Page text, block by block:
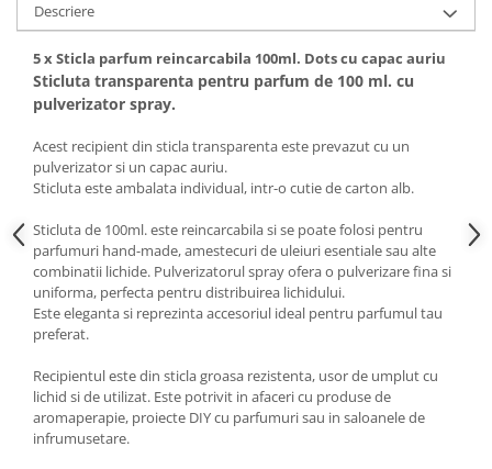
Descriere
5 x Sticla parfum reincarcabila 100ml. Dots cu capac auriu
Sticluta transparenta pentru parfum de 100 ml. cu
pulverizator spray.
Acest recipient din sticla transparenta este prevazut cu un
pulverizator si un capac auriu.
Sticluta este ambalata individual, intr-o cutie de carton alb.
Sticluta de 100ml. este reincarcabila si se poate folosi pentru
parfumuri hand-made, amestecuri de uleiuri esentiale sau alte
combinatii lichide. Pulverizatorul spray ofera o pulverizare fina si
uniforma, perfecta pentru distribuirea lichidului.
Este eleganta si reprezinta accesoriul ideal pentru parfumul tau
preferat.
Recipientul este din sticla groasa rezistenta, usor de umplut cu
lichid si de utilizat. Este potrivit in afaceri cu produse de
aromaperapie, proiecte DIY cu parfumuri sau in saloanele de
infrumusetare.